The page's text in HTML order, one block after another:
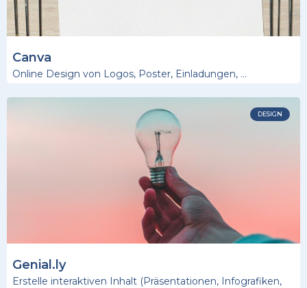
Canva
Online Design von Logos, Poster, Einladungen, …
DESIGN
Genial.ly
Erstelle interaktiven Inhalt (Präsentationen, Infografiken,